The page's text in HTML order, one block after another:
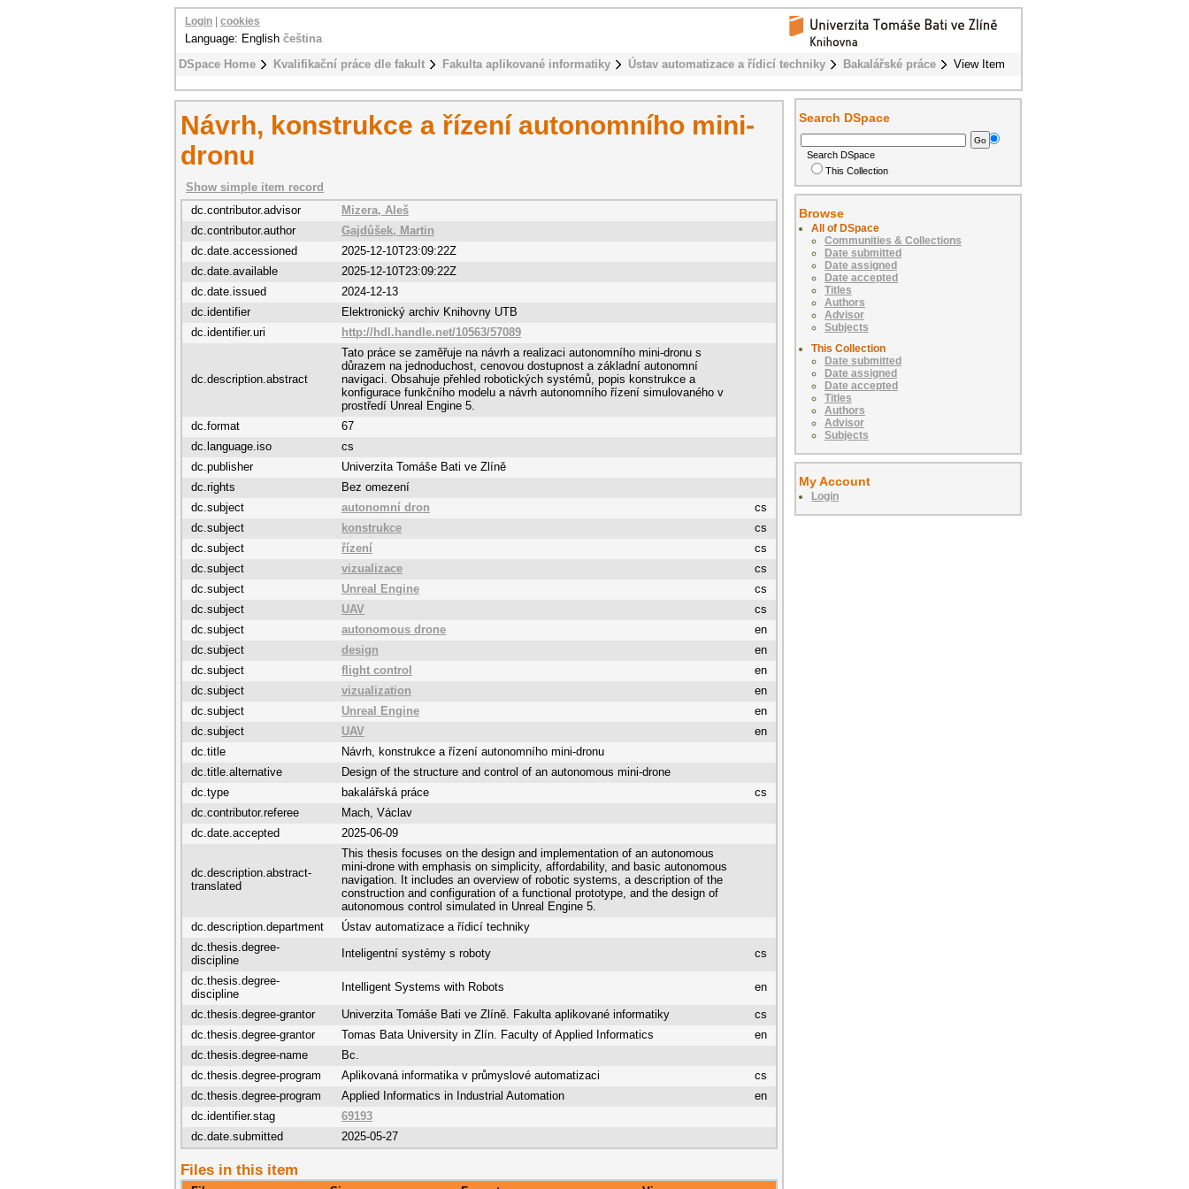
DSpace Home Kvalifikační práce dle fakult Fakulta aplikované informatiky Ústav automatizace a řídicí techniky Bakalářské práce View Item
Login cookies
Language: English čeština
Návrh, konstrukce a řízení autonomního mini-
dronu
Show simple item record
dc.contributor.advisor
Mizera, Aleš
dc.contributor.author
Gajdůšek, Martin
dc.date.accessioned
2025-12-10T23:09:22Z
dc.date.available
2025-12-10T23:09:22Z
dc.date.issued
2024-12-13
dc.identifier
Elektronický archiv Knihovny UTB
dc.identifier.uri
http://hdl.handle.net/10563/57089
dc.description.abstract
Tato práce se zaměřuje na návrh a realizaci autonomního mini-dronu s
důrazem na jednoduchost, cenovou dostupnost a základní autonomní
navigaci. Obsahuje přehled robotických systémů, popis konstrukce a
konfigurace funkčního modelu a návrh autonomního řízení simulovaného v
prostředí Unreal Engine 5.
dc.format
67
dc.language.iso
cs
dc.publisher
Univerzita Tomáše Bati ve Zlíně
dc.rights
Bez omezení
dc.subject
autonomní dron
cs
dc.subject
konstrukce
cs
dc.subject
řízení
cs
dc.subject
vizualizace
cs
dc.subject
Unreal Engine
cs
dc.subject
UAV
cs
dc.subject
autonomous drone
en
dc.subject
design
en
dc.subject
flight control
en
dc.subject
vizualization
en
dc.subject
Unreal Engine
en
dc.subject
UAV
en
dc.title
Návrh, konstrukce a řízení autonomního mini-dronu
dc.title.alternative
Design of the structure and control of an autonomous mini-drone
dc.type
bakalářská práce
cs
dc.contributor.referee
Mach, Václav
dc.date.accepted
2025-06-09
dc.description.abstract-
translated
This thesis focuses on the design and implementation of an autonomous
mini-drone with emphasis on simplicity, affordability, and basic autonomous
navigation. It includes an overview of robotic systems, a description of the
construction and configuration of a functional prototype, and the design of
autonomous control simulated in Unreal Engine 5.
dc.description.department
Ústav automatizace a řídicí techniky
dc.thesis.degree-
discipline
Inteligentní systémy s roboty cs
dc.thesis.degree-
discipline
Intelligent Systems with Robots en
dc.thesis.degree-grantor Univerzita Tomáše Bati ve Zlíně. Fakulta aplikované informatiky
cs
dc.thesis.degree-grantor
Tomas Bata University in Zlín. Faculty of Applied Informatics
en
dc.thesis.degree-name
Bc.
dc.thesis.degree-program
Aplikovaná informatika v průmyslové automatizaci
cs
dc.thesis.degree-program
Applied Informatics in Industrial Automation
en
dc.identifier.stag
69193
dc.date.submitted
2025-05-27
Files in this item
Search DSpace
Search DSpace
This Collection
Browse
All of DSpace
Communities & Collections
Date submitted
Date assigned
Date accepted
Titles
Authors
Advisor
Subjects
This Collection
Date submitted
Date assigned
Date accepted
Titles
Authors
Advisor
Subjects
My Account
Login